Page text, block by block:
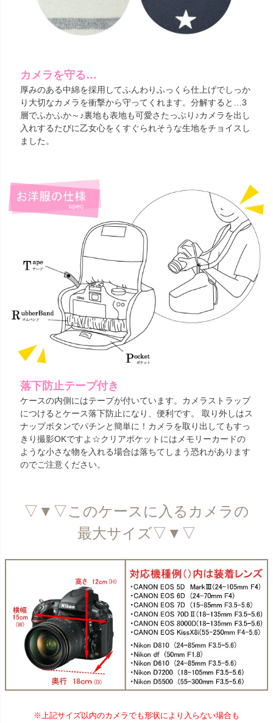
カメラを守る…
厚みのある中綿を採用してふんわりふっくら仕上げでしっか
り大切なカメラを衝撃から守ってくれます。分解すると…3
層でふかふか～♪裏地も表地も可愛さたっぷり♪カメラを出し
入れするたびに乙女心をくすぐられそうな生地をチョイスし
ました。
落下防止テープ付き
ケースの内側にはテープが付いています。カメラストラップ
につけるとケース落下防止になり、便利です。 取り外しはス
ナップボタンでパチンと簡単に！カメラを取り出してもすっ
きり撮影OKですよ☆クリアポケットにはメモリーカードの
ような小さな物を入れる場合は落ちてしまう恐れがあります
のでご注意ください。
▽▼▽このケースに入るカメラの
最大サイズ▽▼▽
※上記サイズ以内のカメラでも形状により入らない場合も